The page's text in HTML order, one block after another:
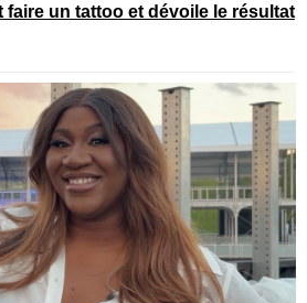
faire un tattoo et dévoile le résultat